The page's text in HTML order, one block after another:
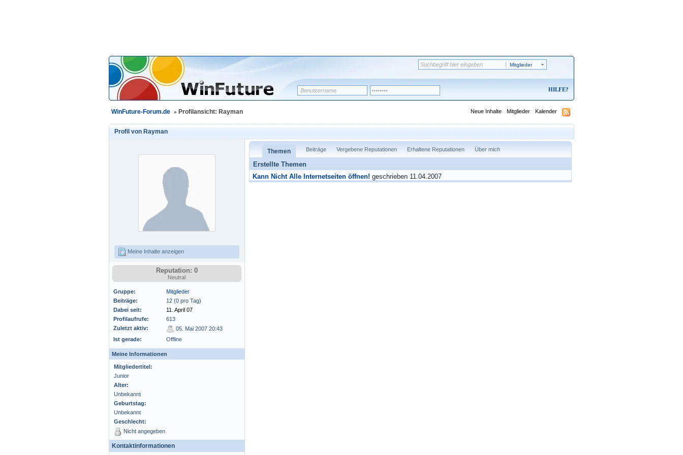
Mitglieder
HILFE
WinFuture-Forum.de » Profilansicht: Rayman Neue Inhalte Mitglieder Kalender
Profil von Rayman
Meine Inhalte anzeigen
Reputation: 0
Neutral
Gruppe:
Mitglieder
Beiträge:
12 (0 pro Tag)
Dabei seit:
11. April 07
Profilaufrufe:
613
Zuletzt aktiv:
05. Mai 2007 20:43
Ist gerade:
Offline
Meine Informationen
Mitgliedertitel:
Junior
Alter:
Unbekannt
Geburtstag:
Unbekannt
Geschlecht:
Nicht angegeben
Kontaktinformationen
Themen Beiträge Vergebene Reputationen Erhaltene Reputationen Über mich
Erstellte Themen
Kann Nicht Alle Internetseiten öffnen! geschrieben 11.04.2007